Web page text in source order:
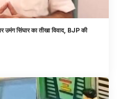
सिंघार का तीखा विवाद, BJP की